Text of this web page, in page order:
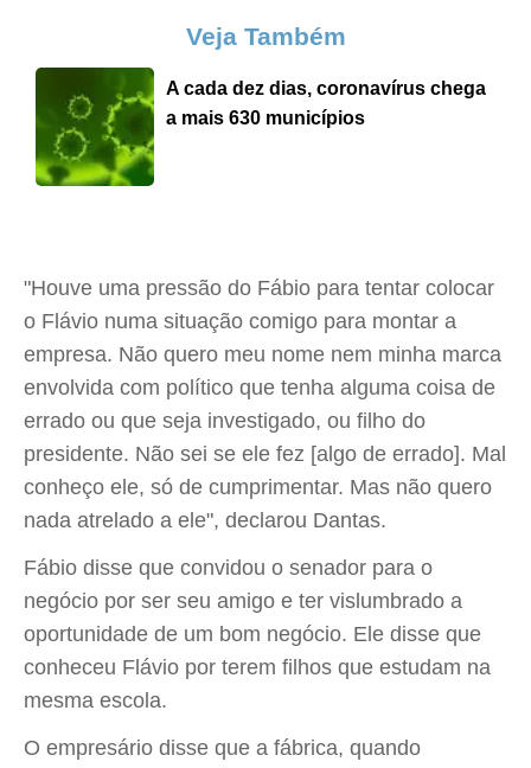
Veja Também
A cada dez dias, coronavírus chega
a mais 630 municípios
"Houve uma pressão do Fábio para tentar colocar
o Flávio numa situação comigo para montar a
empresa. Não quero meu nome nem minha marca
envolvida com político que tenha alguma coisa de
errado ou que seja investigado, ou filho do
presidente. Não sei se ele fez [algo de errado]. Mal
conheço ele, só de cumprimentar. Mas não quero
nada atrelado a ele", declarou Dantas.
Fábio disse que convidou o senador para o
negócio por ser seu amigo e ter vislumbrado a
oportunidade de um bom negócio. Ele disse que
conheceu Flávio por terem filhos que estudam na
mesma escola.
O empresário disse que a fábrica, quando